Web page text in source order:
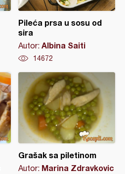
Pileća prsa u sosu od
sira
Autor: Albina Saiti
14672
Grašak sa piletinom
Autor: Marina Zdravkovic